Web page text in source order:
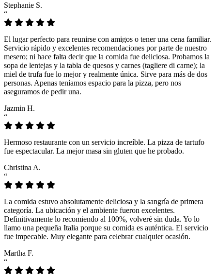
Stephanie S.
“
El lugar perfecto para reunirse con amigos o tener una cena familiar.
Servicio rápido y excelentes recomendaciones por parte de nuestro
mesero; ni hace falta decir que la comida fue deliciosa. Probamos la
sopa de lentejas y la tabla de quesos y carnes (tagliere di carne); la
miel de trufa fue lo mejor y realmente única. Sirve para más de dos
personas. Apenas teníamos espacio para la pizza, pero nos
aseguramos de pedir una.
Jazmin H.
“
Hermoso restaurante con un servicio increíble. La pizza de tartufo
fue espectacular. La mejor masa sin gluten que he probado.
Christina A.
“
La comida estuvo absolutamente deliciosa y la sangría de primera
categoría. La ubicación y el ambiente fueron excelentes.
Definitivamente lo recomiendo al 100%, volveré sin duda. Yo lo
llamo una pequeña Italia porque su comida es auténtica. El servicio
fue impecable. Muy elegante para celebrar cualquier ocasión.
Martha F.
“